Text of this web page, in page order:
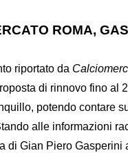
ROMA,
riportato da
di rinnovo fino al
potendo contare
alle informazioni
di Gian Piero